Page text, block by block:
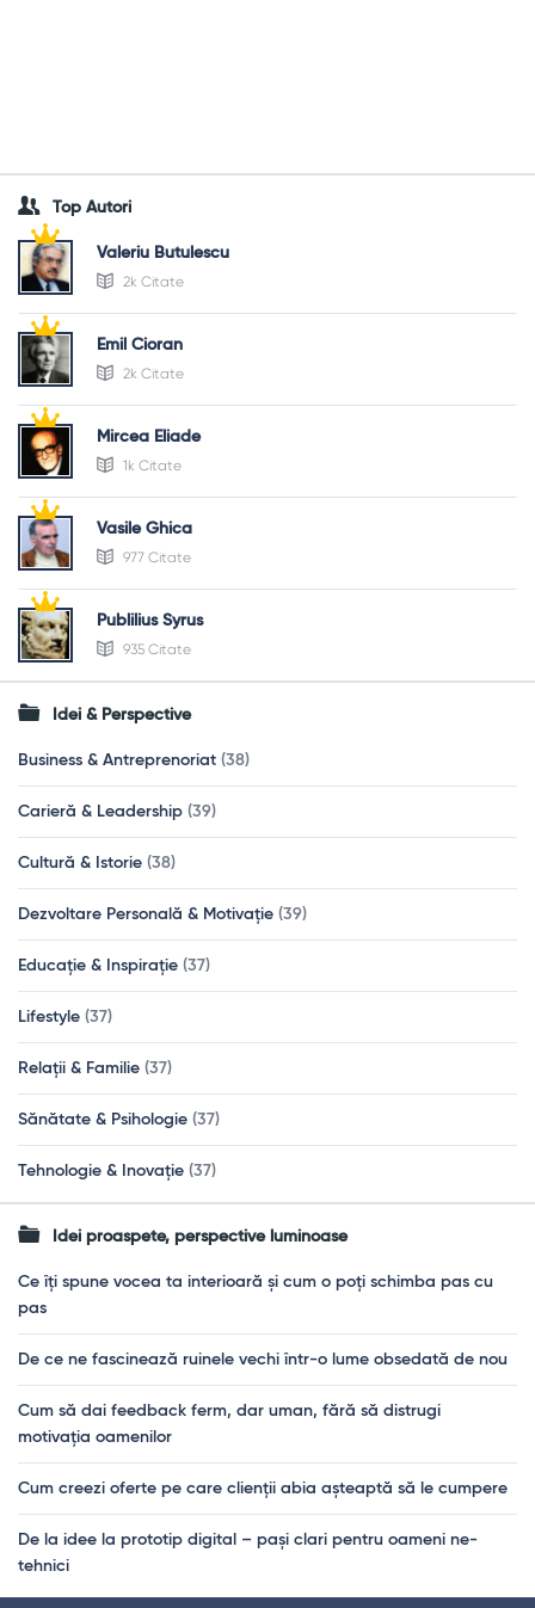
Top Autori
Valeriu Butulescu
2k Citate
Emil Cioran
2k Citate
Mircea Eliade
1k Citate
Vasile Ghica
977 Citate
Publilius Syrus
935 Citate
Idei & Perspective
Business & Antreprenoriat (38)
Carieră & Leadership (39)
Cultură & Istorie (38)
Dezvoltare Personală & Motivație (39)
Educație & Inspirație (37)
Lifestyle (37)
Relații & Familie (37)
Sănătate & Psihologie (37)
Tehnologie & Inovație (37)
Idei proaspete, perspective luminoase
Ce îți spune vocea ta interioară și cum o poți schimba pas cu
pas
De ce ne fascinează ruinele vechi într-o lume obsedată de nou
Cum să dai feedback ferm, dar uman, fără să distrugi
motivația oamenilor
Cum creezi oferte pe care clienții abia așteaptă să le cumpere
De la idee la prototip digital – pași clari pentru oameni ne-
tehnici